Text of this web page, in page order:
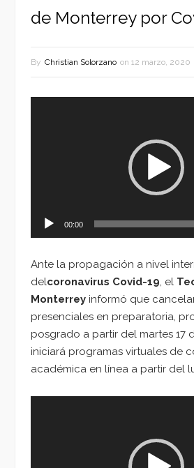
de Monterrey por
By Christian Solorzano on 12 marzo, 2020
00:00
Ante la propagación a nivel
delcoronavirus Covid-19, el
Monterrey informó que
presenciales en preparatoria,
posgrado a partir del martes 17
iniciará programas virtuales de
académica en línea a partir del